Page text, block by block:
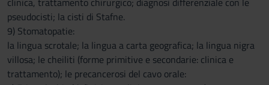
pseudocisti; la cisti di Stafne.
9) Stomatopatie:
la lingua scrotale; la lingua a carta geografica; la lingua nigra
villosa; le cheiliti (forme primitive e secondarie: clinica e
trattamento); le precancerosi del cavo orale: